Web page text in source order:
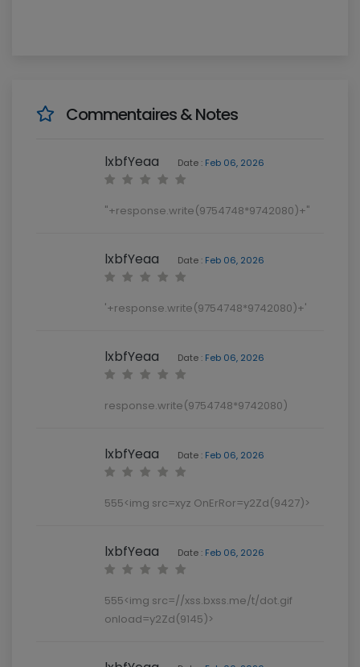
Commentaires & Notes
lxbfYeaa Date : Feb 06, 2026
"+response.write(9754748*9742080)+"
lxbfYeaa Date : Feb 06, 2026
'+response.write(9754748*9742080)+'
lxbfYeaa Date : Feb 06, 2026
response.write(9754748*9742080)
lxbfYeaa Date : Feb 06, 2026
555<img src=xyz OnErRor=y2Zd(9427)>
lxbfYeaa Date : Feb 06, 2026
555<img src=//xss.bxss.me/t/dot.gif
onload=y2Zd(9145)>